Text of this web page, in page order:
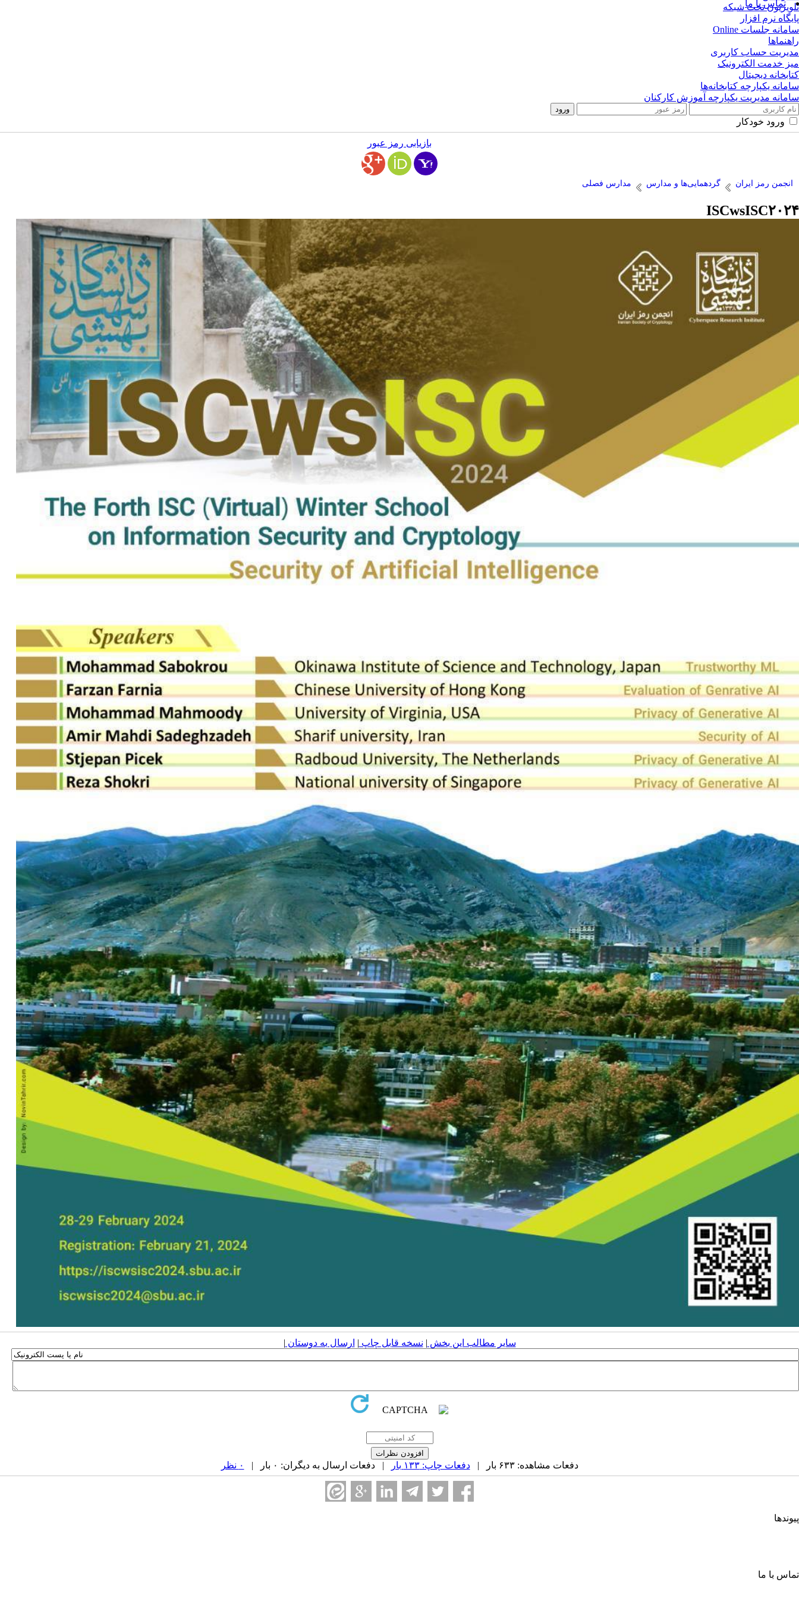
تماس با ما
تلویزیون تحت شبکه
پایگاه نرم افزار
سامانه جلسات Online
راهنماها
مدیریت حساب کاربری
میز خدمت الکترونیک
کتابخانه دیجیتال
سامانه یکپارچه کتابخانه‌ها
سامانه مدیریت یکپارچه آموزش کارکنان
ورود خودکار
بازیابی رمز عبور
انجمن رمز ایران گردهمایی‌ها و مدارس مدارس فصلی
ISCwsISC۲۰۲۴
سایر مطالب این بخش | نسخه قابل چاپ | ارسال به دوستان |
دفعات مشاهده: ۶۳۳ بار | دفعات چاپ: ۱۳۳ بار | دفعات ارسال به دیگران: ۰ بار | ۰ نظر
پیوندها
تماس با ما